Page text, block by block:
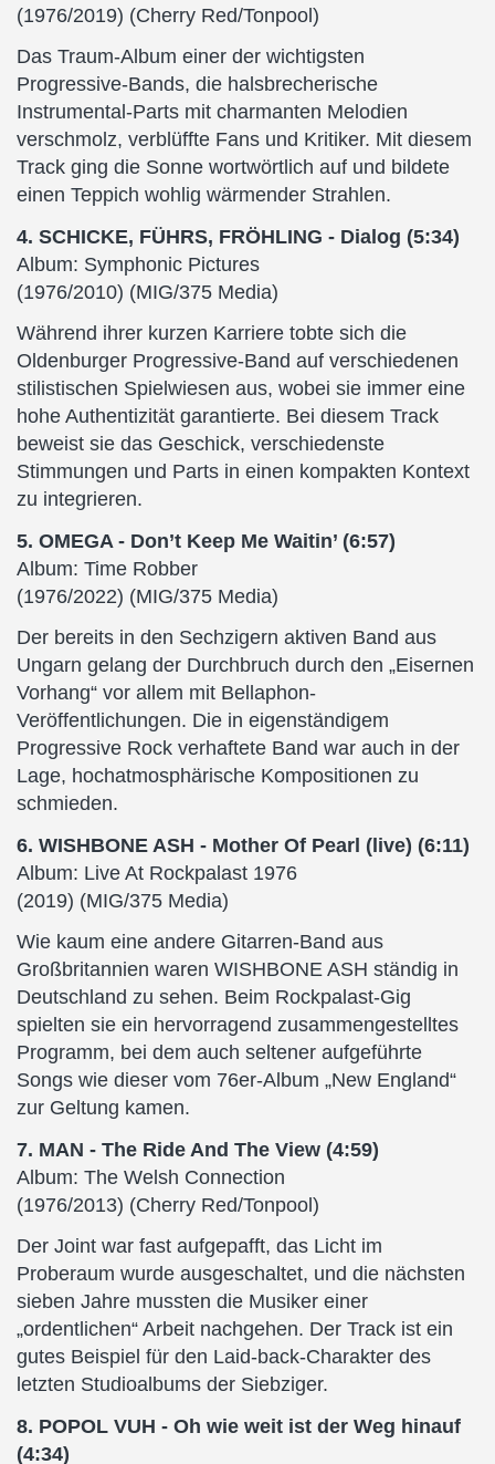
(1976/2019) (Cherry Red/Tonpool)
Das Traum-Album einer der wichtigsten
Progressive-Bands, die halsbrecherische
Instrumental-Parts mit charmanten Melodien
verschmolz, verblüffte Fans und Kritiker. Mit diesem
Track ging die Sonne wortwörtlich auf und bildete
einen Teppich wohlig wärmender Strahlen.
4. SCHICKE, FÜHRS, FRÖHLING - Dialog (5:34)
Album: Symphonic Pictures
(1976/2010) (MIG/375 Media)
Während ihrer kurzen Karriere tobte sich die
Oldenburger Progressive-Band auf verschiedenen
stilistischen Spielwiesen aus, wobei sie immer eine
hohe Authentizität garantierte. Bei diesem Track
beweist sie das Geschick, verschiedenste
Stimmungen und Parts in einen kompakten Kontext
zu integrieren.
5. OMEGA - Don’t Keep Me Waitin’ (6:57)
Album: Time Robber
(1976/2022) (MIG/375 Media)
Der bereits in den Sechzigern aktiven Band aus
Ungarn gelang der Durchbruch durch den „Eisernen
Vorhang“ vor allem mit Bellaphon-
Veröffentlichungen. Die in eigenständigem
Progressive Rock verhaftete Band war auch in der
Lage, hochatmosphärische Kompositionen zu
schmieden.
6. WISHBONE ASH - Mother Of Pearl (live) (6:11)
Album: Live At Rockpalast 1976
(2019) (MIG/375 Media)
Wie kaum eine andere Gitarren-Band aus
Großbritannien waren WISHBONE ASH ständig in
Deutschland zu sehen. Beim Rockpalast-Gig
spielten sie ein hervorragend zusammengestelltes
Programm, bei dem auch seltener aufgeführte
Songs wie dieser vom 76er-Album „New England“
zur Geltung kamen.
7. MAN - The Ride And The View (4:59)
Album: The Welsh Connection
(1976/2013) (Cherry Red/Tonpool)
Der Joint war fast aufgepafft, das Licht im
Proberaum wurde ausgeschaltet, und die nächsten
sieben Jahre mussten die Musiker einer
„ordentlichen“ Arbeit nachgehen. Der Track ist ein
gutes Beispiel für den Laid-back-Charakter des
letzten Studioalbums der Siebziger.
8. POPOL VUH - Oh wie weit ist der Weg hinauf
(4:34)